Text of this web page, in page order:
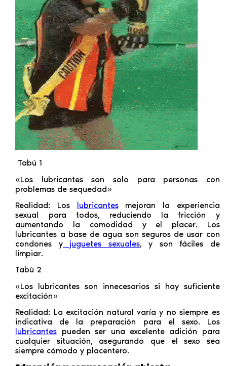
Tabú 1
«Los lubricantes son solo para personas con
problemas de sequedad»
Realidad: Los lubricantesmejoran la experiencia
sexual para todos, reduciendo la fricción y
aumentando la comodidad y el placer. Los
lubricantes a base de agua son seguros de usar con
condones yjuguetes sexuales, y son fáciles de
limpiar.
Tabú 2
«Los lubricantes son innecesarios si hay suficiente
excitación»
Realidad: La excitación natural varía y no siempre es
indicativa de la preparación para el sexo. Los
lubricantes pueden ser una excelente adición para
cualquier situación, asegurando que el sexo sea
siempre cómodo y placentero.